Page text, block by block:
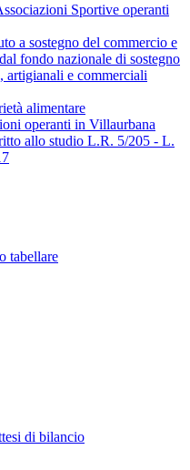
Sportive operanti
a sostegno del commercio e
fondo nazionale di sostegno
artigianali e commerciali
alimentare
operanti in Villaurbana
allo studio L.R. 5/205 - L.
tabellare
di bilancio